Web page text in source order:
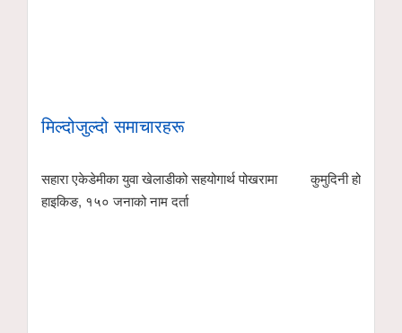
मिल्दोजुल्दो समाचारहरू
सहारा एकेडेमीका युवा खेलाडीको सहयोगार्थ पोखरामा
हाइकिङ, १५० जनाको नाम दर्ता
कुमुदिनी होम्समा